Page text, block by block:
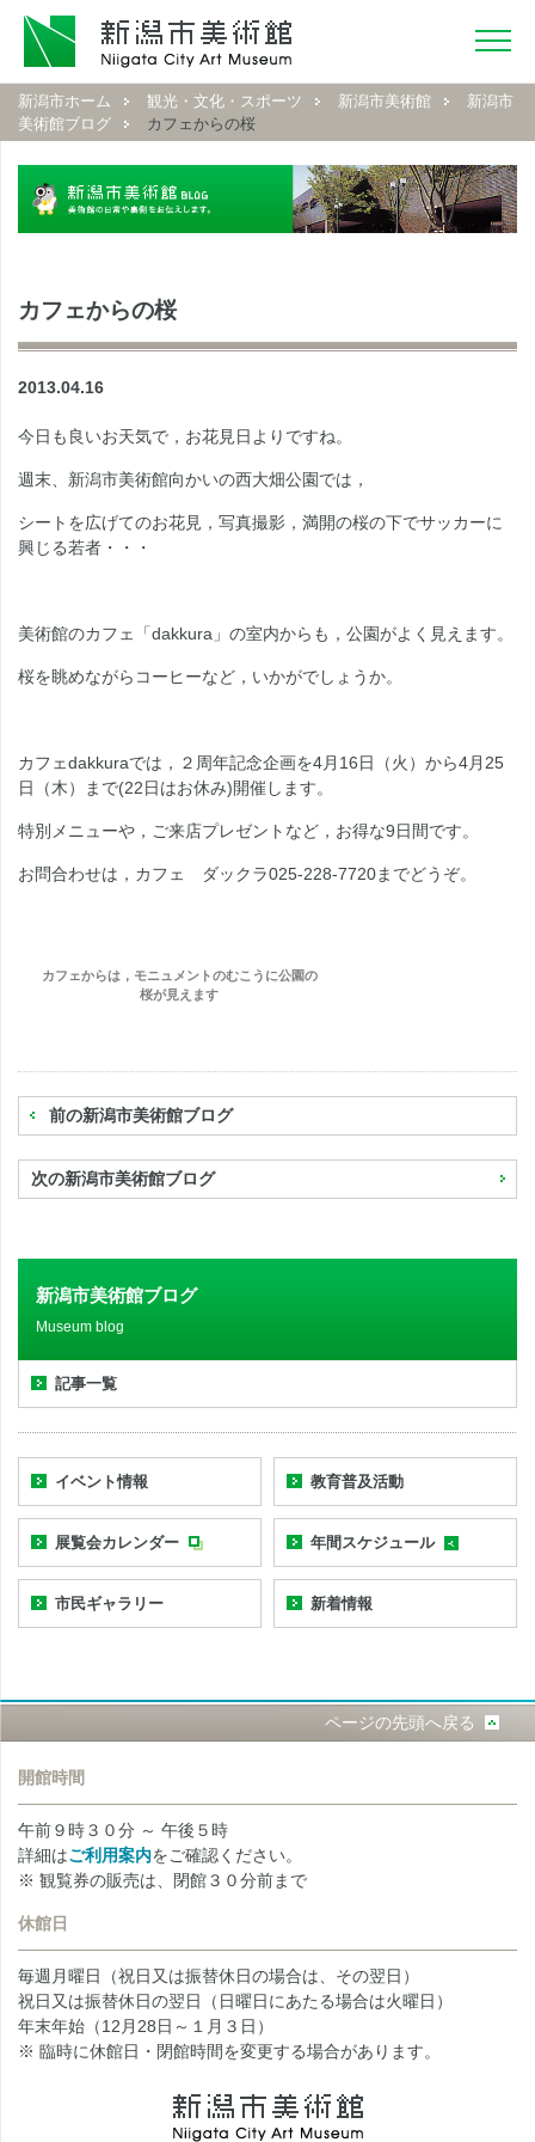
新潟市ホーム 観光・文化・スポーツ 新潟市美術館
新潟市
美術館ブログ
カフェからの桜
カフェからの桜
2013.04.16
今日も良いお天気で，お花見日よりですね。
週末、新潟市美術館向かいの西大畑公園では，
シートを広げてのお花見，写真撮影，満開の桜の下でサッカーに
興じる若者・・・
美術館のカフェ「dakkura」の室内からも，公園がよく見えます。
桜を眺めながらコーヒーなど，いかがでしょうか。
カフェdakkuraでは，２周年記念企画を4月16日（火）から4月25
日（木）まで(22日はお休み)開催します。
特別メニューや，ご来店プレゼントなど，お得な9日間です。
お問合わせは，カフェ ダックラ025-228-7720までどうぞ。
カフェからは，モニュメントのむこうに公園の
桜が見えます
前の新潟市美術館ブログ
次の新潟市美術館ブログ
新潟市美術館ブログ
Museum blog
記事一覧
イベント情報 教育普及活動
展覧会カレンダー 年間スケジュール
市民ギャラリー 新着情報
ページの先頭へ戻る
開館時間
午前９時３０分 ～ 午後５時
詳細はご利用案内をご確認ください。
※ 観覧券の販売は、閉館３０分前まで
休館日
毎週月曜日（祝日又は振替休日の場合は、その翌日）
祝日又は振替休日の翌日（日曜日にあたる場合は火曜日）
年末年始（12月28日～１月３日）
※ 臨時に休館日・閉館時間を変更する場合があります。